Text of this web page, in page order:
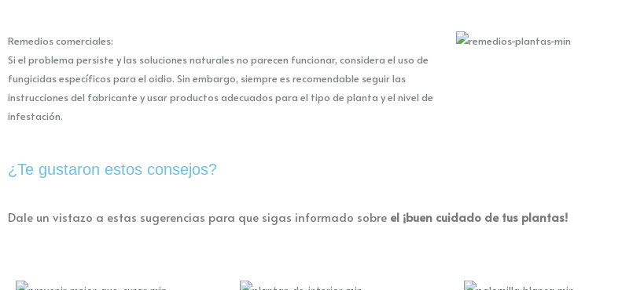
Remedios comerciales:
Si el problema persiste y las soluciones naturales no parecen funcionar, considera el uso de
fungicidas específicos para el oidio. Sin embargo, siempre es recomendable seguir las
instrucciones del fabricante y usar productos adecuados para el tipo de planta y el nivel de
infestación.
¿Te gustaron estos consejos?
Dale un vistazo a estas sugerencias para que sigas informado sobre el ¡buen cuidado de tus plantas!